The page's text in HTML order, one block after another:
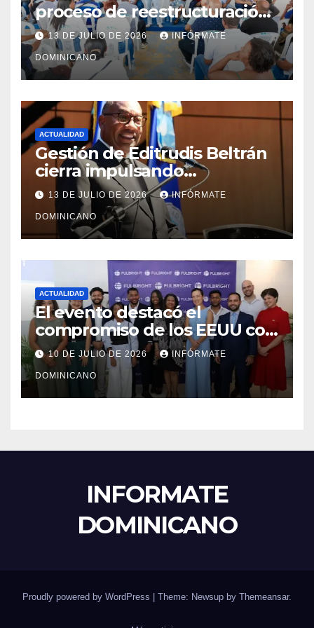
proceso de reestructuración
y fortalecimiento del PRM en
Monte Plata
13 DE JULIO DE 2026 INFÓRMATE
DOMINICANO
ACTUALIDAD
Gestión de Editrudis Beltrán
cierra impulsando
modernización, expansión y
transformación institucional
13 DE JULIO DE 2026 INFÓRMATE
DOMINICANO
ACTUALIDAD
El evento destacó el
compromiso de los EEUU con
el liderazgo, la innovación y la
excelencia académica por
más de ocho décadas.
10 DE JULIO DE 2026 INFÓRMATE
DOMINICANO
INFORMATE
DOMINICANO
Proudly powered by WordPress Theme: Newsup by Themeansar.